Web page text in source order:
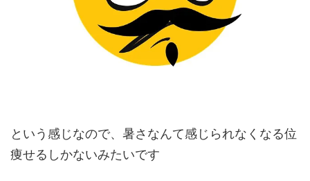
という感じなので、暑さなんて感じられなくなる位
痩せるしかないみたいです